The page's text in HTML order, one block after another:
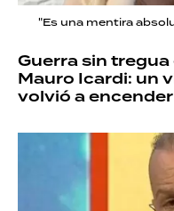
"Es una mentira
Guerra sin
Mauro Icardi: un
volvió a